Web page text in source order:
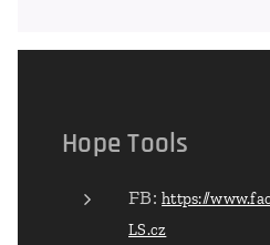
Hope Tools
FB:https://
LS.cz